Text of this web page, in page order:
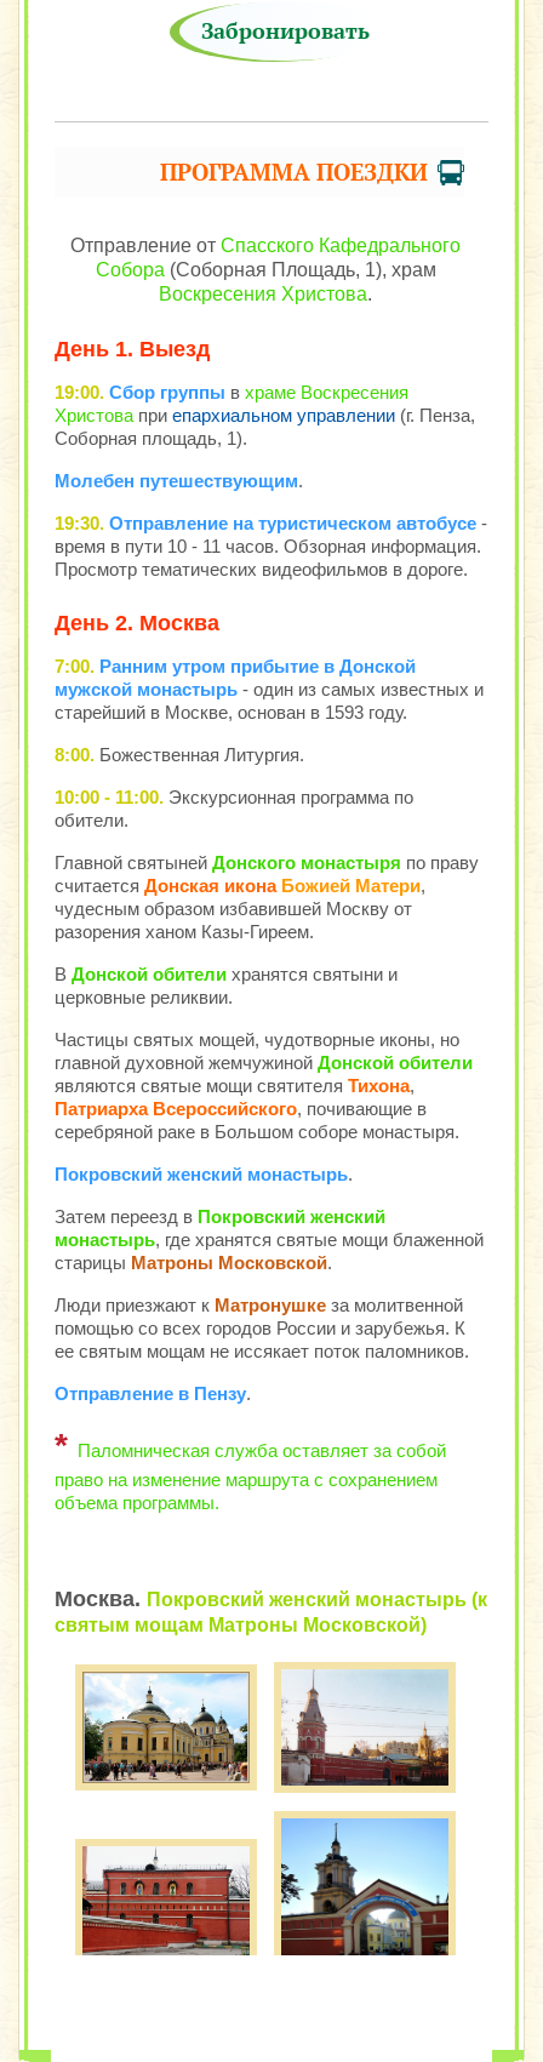
Забронировать
ПРОГРАММА ПОЕЗДКИ
Отправление от Спасского Кафедрального
Собора (Соборная Площадь, 1), храм
Воскресения Христова.
День 1. Выезд
19:00. Сбор группы в храме Воскресения
Христова при епархиальном управлении (г. Пенза,
Соборная площадь, 1).
Молебен путешествующим.
19:30. Отправление на туристическом автобусе -
время в пути 10 - 11 часов. Обзорная информация.
Просмотр тематических видеофильмов в дороге.
День 2. Москва
7:00. Ранним утром прибытие в Донской
мужской монастырь - один из самых известных и
старейший в Москве, основан в 1593 году.
8:00. Божественная Литургия.
10:00 - 11:00. Экскурсионная программа по
обители.
Главной святыней Донского монастыря по праву
считается Донская икона Божией Матери,
чудесным образом избавившей Москву от
разорения ханом Казы-Гиреем.
В Донской обители хранятся святыни и
церковные реликвии.
Частицы святых мощей, чудотворные иконы, но
главной духовной жемчужиной Донской обители
являются святые мощи святителя Тихона,
Патриарха Всероссийского, почивающие в
серебряной раке в Большом соборе монастыря.
Покровский женский монастырь.
Затем переезд в Покровский женский
монастырь, где хранятся святые мощи блаженной
старицы Матроны Московской.
Люди приезжают к Матронушке за молитвенной
помощью со всех городов России и зарубежья. К
ее святым мощам не иссякает поток паломников.
Отправление в Пензу.
* Паломническая служба оставляет за собой
право на изменение маршрута с сохранением
объема программы.
Москва. Покровский женский монастырь (к
святым мощам Матроны Московской)